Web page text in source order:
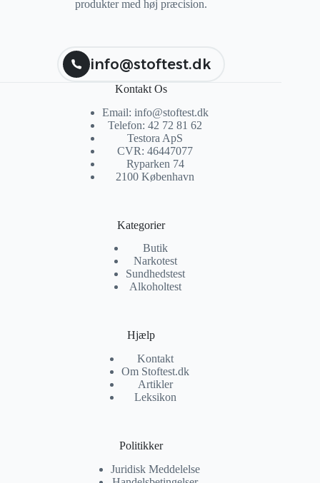
produkter med høj præcision.
info@stoftest.dk
Kontakt Os
Email: info@stoftest.dk
Telefon: 42 72 81 62
Testora ApS
CVR: 46447077
Ryparken 74
2100 København
Kategorier
Butik
Narkotest
Sundhedstest
Alkoholtest
Hjælp
Kontakt
Om Stoftest.dk
Artikler
Leksikon
Politikker
Juridisk Meddelelse